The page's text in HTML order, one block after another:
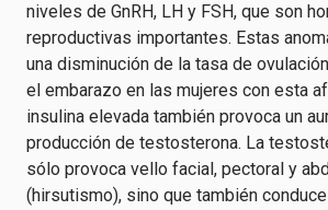
niveles de GnRH, LH y FSH, que son
reproductivas importantes. Estas
una disminución de la tasa de
el embarazo en las mujeres con esta
insulina elevada también provoca un
producción de testosterona. La
sólo provoca vello facial, pectoral y
(hirsutismo), sino que también